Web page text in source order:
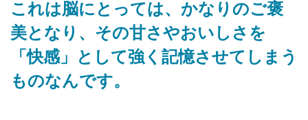
これは脳にとっては、かなりのご褒
美となり、その甘さやおいしさを
「快感」として強く記憶させてしまう
ものなんです。